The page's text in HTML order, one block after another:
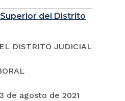
del Distrito
DISTRITO JUDICIAL
de agosto de 2021